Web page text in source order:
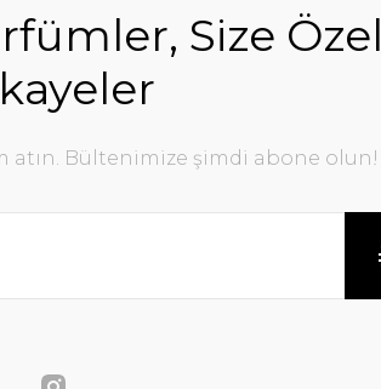
Size Özel
atın. Bültenimize şimdi abone olun!